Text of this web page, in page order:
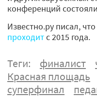
конференций
Известно.ру писал,
проходитс 2015 года.
Теги: финалист
Красная площадь
суперфинал